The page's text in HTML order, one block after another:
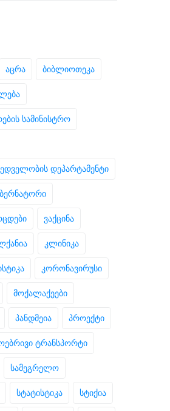
აცრა ბიბლიოთეკა
სამინისტრო
დეპარტამენტი
ვაქცინა
კლინიკა
კორონავირუსი
მოქალაქეები
პანდმეია პროექტი
ტრანსპორტი
სამეგრელო
სტატისტიკა სტიქია